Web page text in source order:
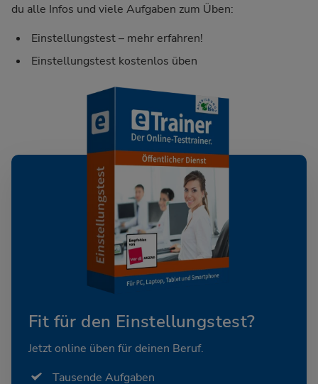
du alle Infos und viele Aufgaben zum Üben:
Einstellungstest – mehr erfahren!
Einstellungstest kostenlos üben
Fit für den Einstellungstest?
Jetzt online üben für deinen Beruf.
Tausende Aufgaben